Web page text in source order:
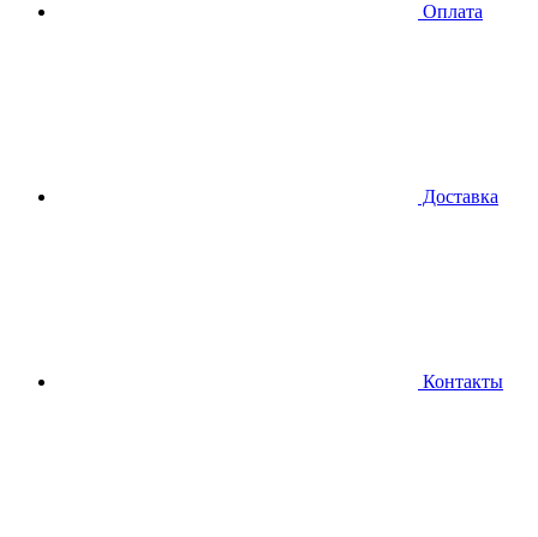
Оплата
Доставка
Контакты